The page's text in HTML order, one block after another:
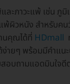
ะภาวะแพ้ เช่น ภูมิ
ผิวหนัง สำหรับค
นคุณได้ที่ HDmall
ายๆ พร้อมมีคำแน
อบถามแอดมินใจดี